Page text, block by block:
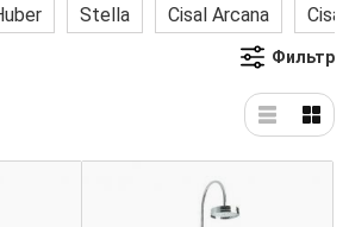
Stella Cisal Arcana
Фильтр